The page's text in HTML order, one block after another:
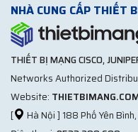
NHÀ CUNG CẤP THIẾT
THIẾT BỊ MẠNG CISCO,
Networks Authorized
Website:
[
Hà Nội ] 188 Phố Yên